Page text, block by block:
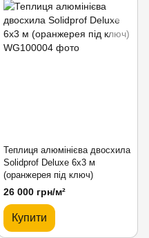
Теплиця алюмінієва двосхила
Solidprof Deluxe 6x3 м
(оранжерея під ключ)
26 000 грн/м²
Купити